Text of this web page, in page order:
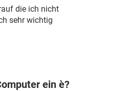
die ich nicht
sehr wichtig
ein è?